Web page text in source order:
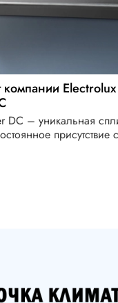
Electrolux
DC – уникальная
присутствие